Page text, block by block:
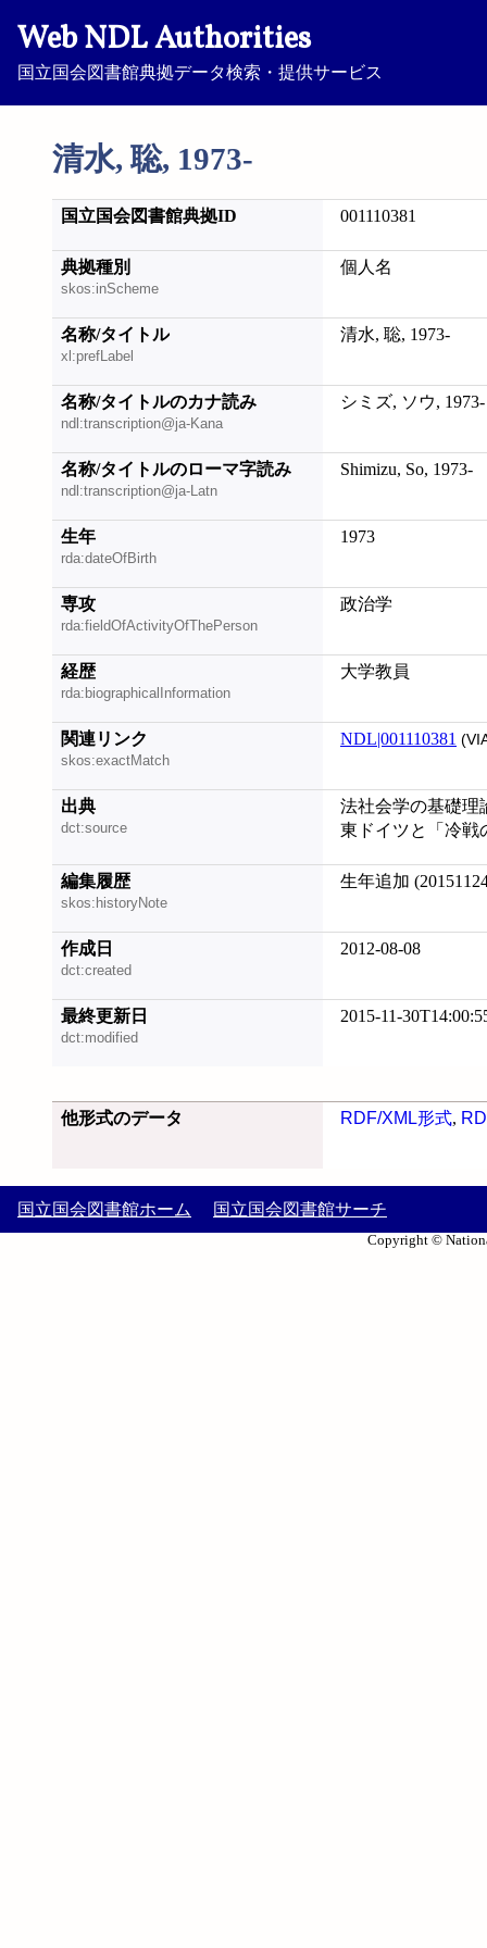
Web NDL Authorities
国立国会図書館典拠データ検索・提供サービス
清水, 聡, 1973-
国立国会図書館典拠ID 001110381
典拠種別
skos:inScheme
個人名
名称/タイトル
xl:prefLabel
清水, 聡, 1973-
名称/タイトルのカナ読み
ndl:transcription@ja-Kana
シミズ, ソウ, 1973-
名称/タイトルのローマ字読み
ndl:transcription@ja-Latn
Shimizu, So, 1973-
生年
rda:dateOfBirth
1973
専攻
rda:fieldOfActivityOfThePerson
政治学
経歴
rda:biographicalInformation
大学教員
関連リンク
skos:exactMatch
NDL|001110381
出典
dct:source
法社会学の基礎理
東ドイツと「冷戦
編集履歴
skos:historyNote
生年追加
作成日
dct:created
2012-08-08
最終更新日
dct:modified
2015-11-
他形式のデータ RDF/XML形式,
国立国会図書館ホーム 国立国会図書館サーチ
Copyright ©